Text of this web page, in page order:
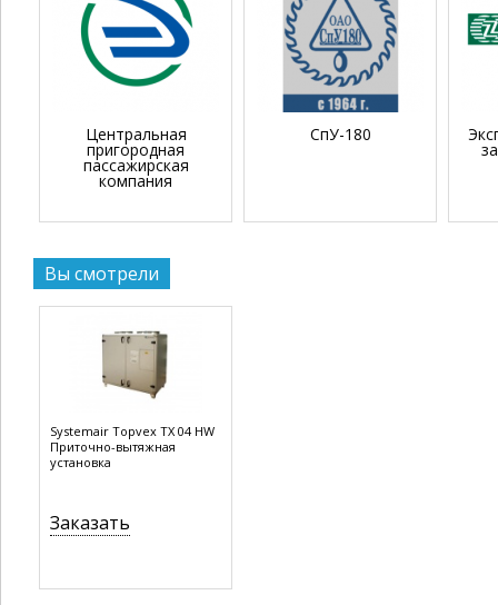
Центральная
пригородная
пассажирская
компания
СпУ-180
Вы смотрели
Systemair Topvex TX 04 HW
Приточно-вытяжная
установка
Заказать